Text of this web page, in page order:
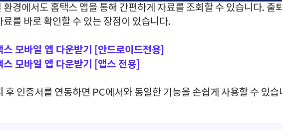
환경에서도 홈택스 앱을 통해 간편하게 자료를 조회할 수 있습니다. 출
료를 바로 확인할 수 있는 장점이 있습니다.
스 모바일 앱 다운받기 [안드로이드전용]
스 모바일 앱 다운받기 [앱스 전용]
후 인증서를 연동하면 PC에서와 동일한 기능을 손쉽게 사용할 수 있습